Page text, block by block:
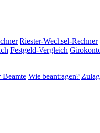
Riester-Wechsel-Rechner
Festgeld-Vergleich
Beamte Wie beantragen?